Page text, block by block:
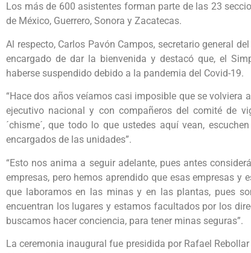
Los más de 600 asistentes forman parte de las 23
de México, Guerrero, Sonora y Zacatecas.
Al respecto, Carlos Pavón Campos, secretario general
encargado de dar la bienvenida y destacó que, el
haberse suspendido debido a la pandemia del Covid-19.
“Hace dos años veíamos casi imposible que se volviera
ejecutivo nacional y con compañeros del comité de
´chisme´, que todo lo que ustedes aquí vean,
encargados de las unidades”.
“Esto nos anima a seguir adelante, pues antes
empresas, pero hemos aprendido que esas empresas
que laboramos en las minas y en las plantas, pues
encuentran los lugares y estamos facultados por los
buscamos hacer conciencia, para tener minas seguras”.
La ceremonia inaugural fue presidida por Rafael